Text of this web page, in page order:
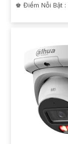
️♚ Điểm Nỗi Bật :